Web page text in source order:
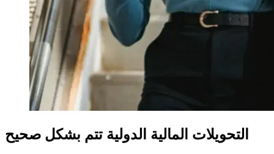
التحويلات المالية الدولية تتم بشكل صحيح